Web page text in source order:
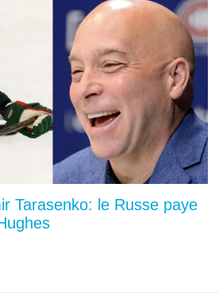
Tarasenko: le Russe paye